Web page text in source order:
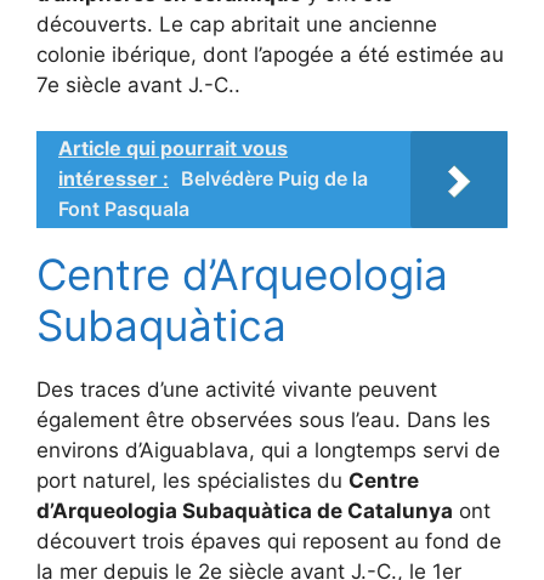
découverts. Le cap abritait une ancienne
colonie ibérique, dont l’apogée a été estimée au
7e siècle avant J.-C..
Article qui pourrait vous
intéresser : Belvédère Puig de la
Font Pasquala
Centre d’Arqueologia
Subaquàtica
Des traces d’une activité vivante peuvent
également être observées sous l’eau. Dans les
environs d’Aiguablava, qui a longtemps servi de
port naturel, les spécialistes du Centre
d’Arqueologia Subaquàtica de Catalunya ont
découvert trois épaves qui reposent au fond de
la mer depuis le 2e siècle avant J.-C., le 1er